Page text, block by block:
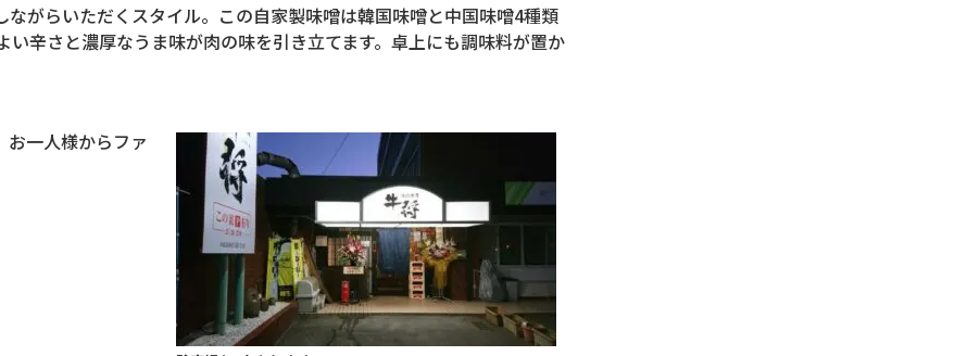
がらいただくスタイル。この自家製味噌は韓国味噌と中国味噌4種類
辛さと濃厚なうま味が肉の味を引き立てます。卓上にも調味料が置か
一人様からファ